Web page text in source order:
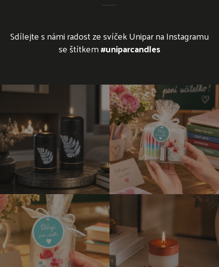
Sdílejte s námi radost ze svíček Unipar na Instagramu
se štítkem#uniparcandles